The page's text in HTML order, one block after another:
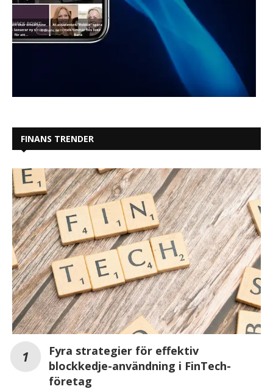
FINANS TRENDER
Fyra strategier för effektiv
blockkedje-användning i FinTech-
företag